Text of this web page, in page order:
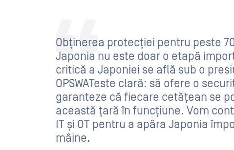
Obținerea protecției pentru peste
Japonia nu este doar o etapă
critică a Japoniei se află sub o
OPSWATeste clară: să ofere o
garanteze că fiecare cetățean se
această țară în funcțiune. Vom
IT și OT pentru a apăra Japonia
mâine.